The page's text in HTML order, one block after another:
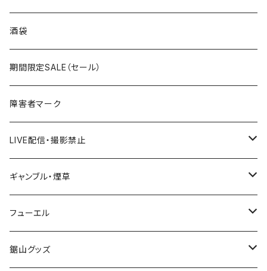
国道600～699号線
国道700～799号線
ROUTE600～699号線
ROUTE700～799号線
ROUTE 100～199号線
ROUTE 600～699号線
ROUTE 700～799号線
ROUTE 0～99号線
ROUTE 100～199号線
ROUTE 600～699号線
ROUTE 700～799号線
岩手県
宮城県
秋田県
Tシャツ
ステッカー
山形県
福島県
茨城県
栃木県
酒袋
期間限定SALE（セール）
障害者マーク
LIVE配信・撮影禁止
LIVE配信禁止
撮影禁止
ギャンブル・煙草
ホテルキーホルダー
たばこ・禁煙ステッカー
フューエル
ステッカー
鋸山グッズ